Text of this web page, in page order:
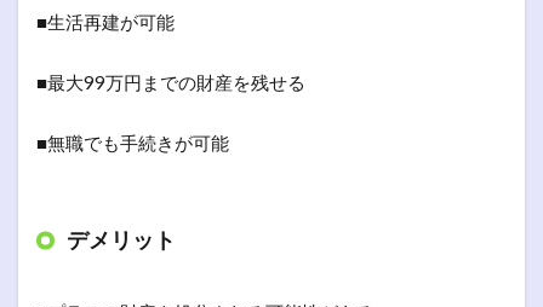
■生活再建が可能
■最大99万円までの財産を残せる
■無職でも手続きが可能
デメリット